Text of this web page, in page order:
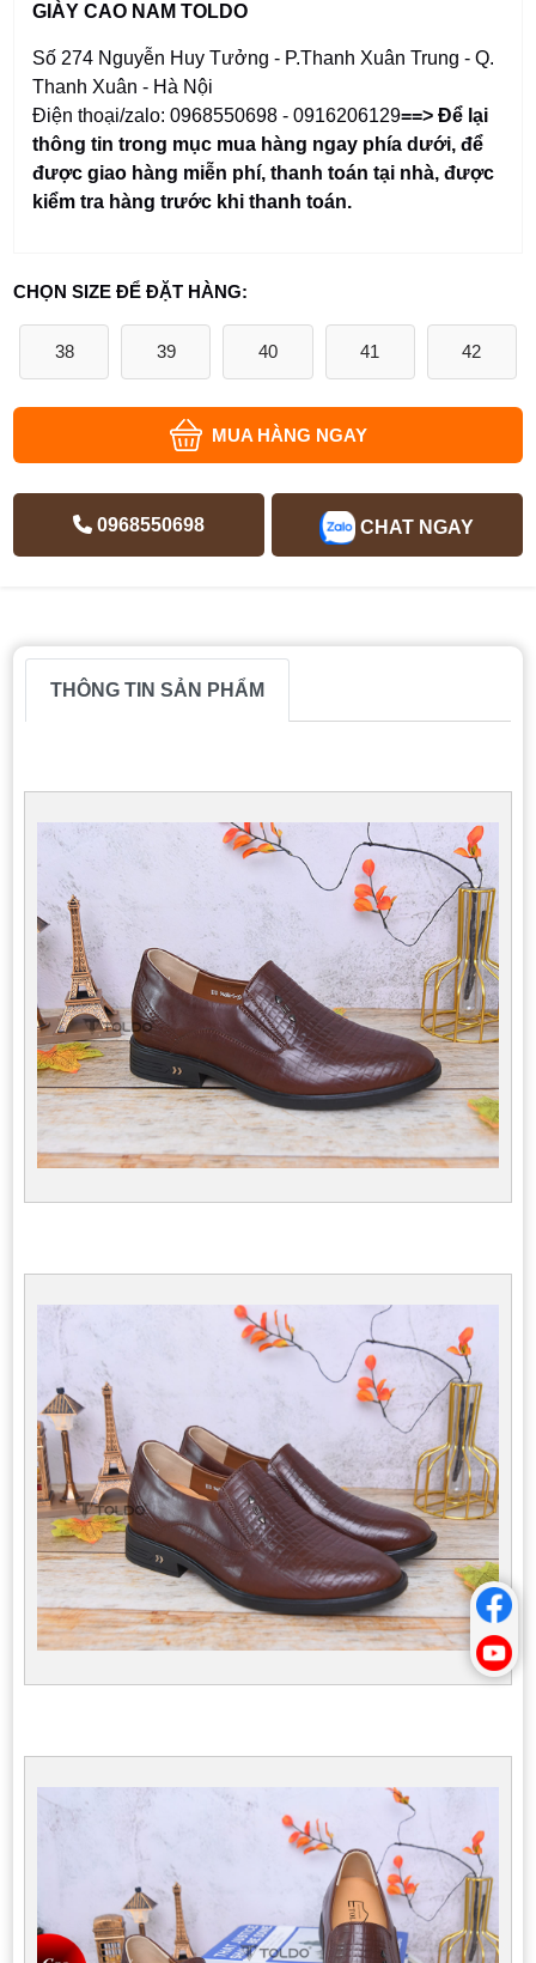
GIÀY CAO NAM TOLDO
Số 274 Nguyễn Huy Tưởng - P.Thanh Xuân Trung - Q.
Thanh Xuân - Hà Nội
Điện thoại/zalo: 0968550698 - 0916206129==> Để lại
thông tin trong mục mua hàng ngay phía dưới,để
được giao hàng miễn phí, thanh toán tại nhà, được
kiểm tra hàng trước khi thanh toán.
CHỌN SIZE ĐỂ ĐẶT HÀNG:
38 39 40 41 42
MUA HÀNG NGAY
0968550698 CHAT NGAY
THÔNG TIN SẢN PHẨM